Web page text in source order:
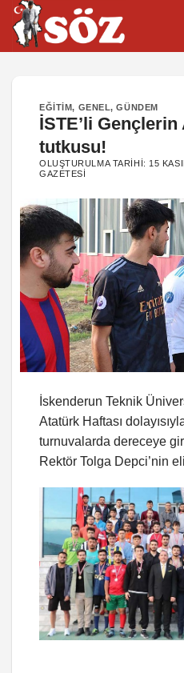
İçeriğe
atla
EĞITIM, GENEL,GÜNDEM
İSTE’li
tutkusu!
OLUŞTURULMA TARIHI: 15
GAZETESI
İskenderun Teknik
Atatürk Haftası
turnuvalarda dereceye
Rektör Tolga Depci’nin